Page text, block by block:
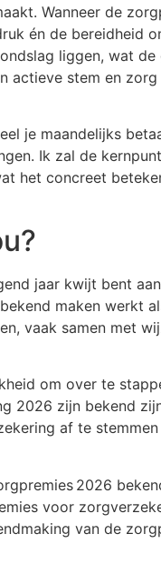
Wanneer de
én de bereidheid
liggen, wat
actieve stem en
je maandelijks
Ik zal de
het concreet
jaar kwijt bent
maken werkt
vaak samen met
om over te
2026 zijn bekend
af te
2026
voor
van de